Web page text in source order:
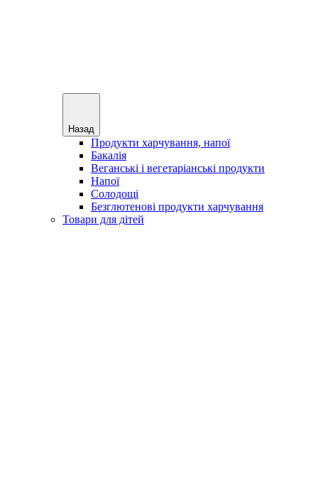
Назад
Продукти харчування, напої
Бакалія
Веганські і вегетаріанські продукти
Напої
Солодощі
Безглютенові продукти харчування
Товари для дітей